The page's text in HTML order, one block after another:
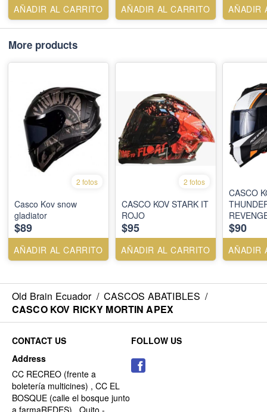
AÑADIR AL CARRITO AÑADIR AL CARRITO AÑADIR
More products
2 fotos
Casco Kov snow
gladiator
$89
AÑADIR AL CARRITO
2 fotos
CASCO KOV STARK IT
ROJO
$95
AÑADIR AL CARRITO
CASCO
$90
AÑADIR
Old Brain Ecuador / CASCOS ABATIBLES /
CASCO KOV RICKY MORTIN APEX
CONTACT US
Address
CC RECREO (frente a
boletería multicines) , CC EL
BOSQUE (calle el bosque junto
FOLLOW US